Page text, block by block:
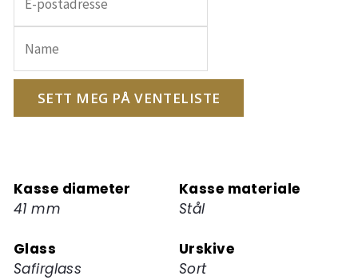
inn
e-
postadressen
din
ventelisten
for
produktet
SETT MEG PÅ VENTELISTE
Kasse diameter
41 mm
Kasse materiale
Stål
Glass
Safirglass
Urskive
Sort